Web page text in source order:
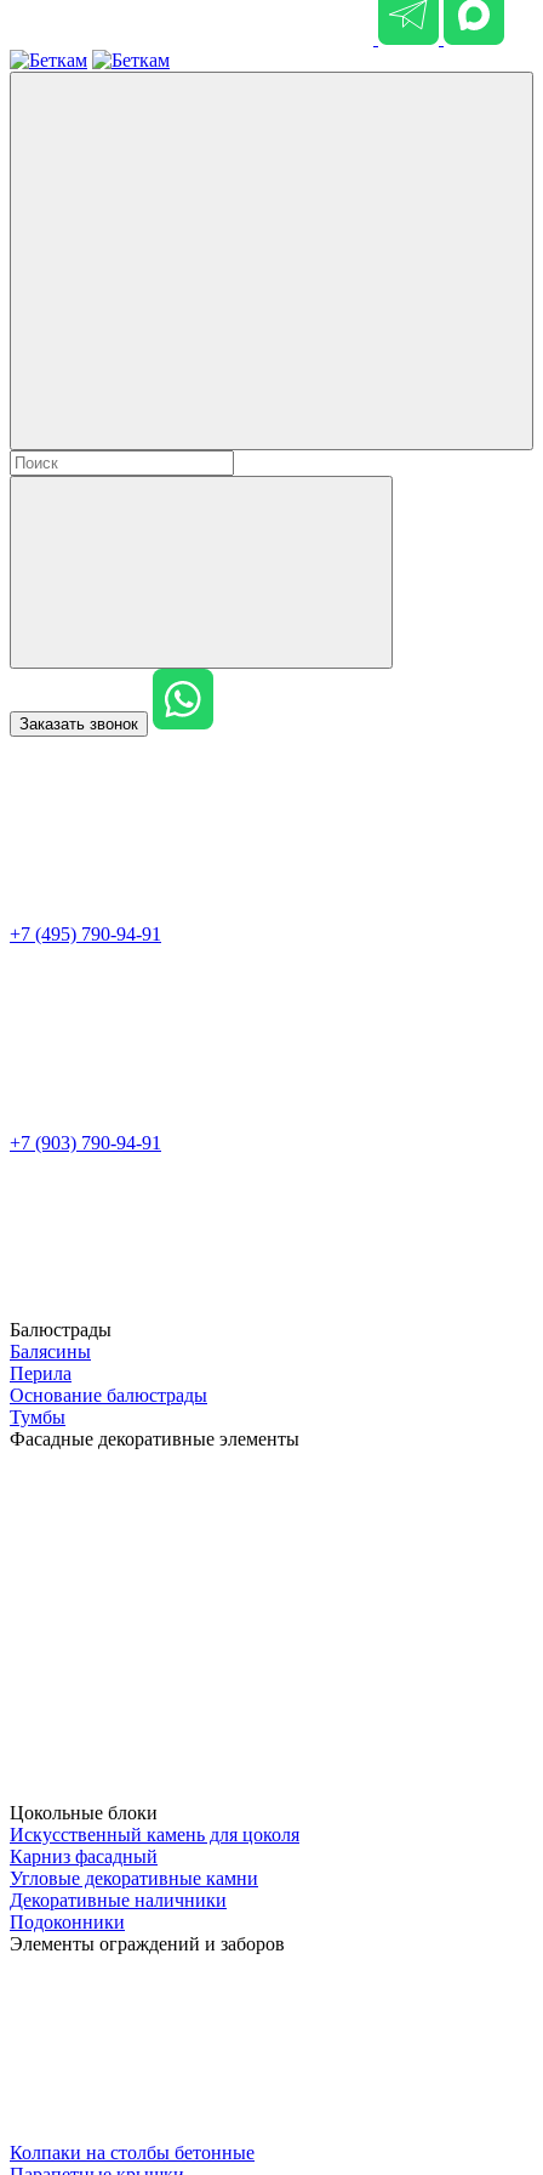
Заказать звонок
+7 (495) 790-94-91
+7 (903) 790-94-91
Балюстрады
Балясины
Перила
Основание балюстрады
Тумбы
Фасадные декоративные элементы
Цокольные блоки
Искусственный камень для цоколя
Карниз фасадный
Угловые декоративные камни
Декоративные наличники
Подоконники
Элементы ограждений и заборов
Колпаки на столбы бетонные